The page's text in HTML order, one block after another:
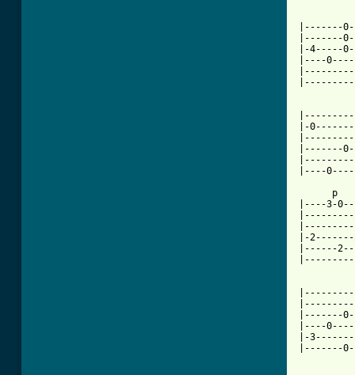
|-------
|-------
|-4-----
|----
|-
|-------
|----
      p
|----3-
|-
|------
|-------
|----
|-
|-------